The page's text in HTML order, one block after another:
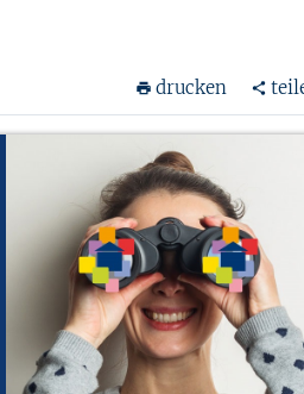
drucken